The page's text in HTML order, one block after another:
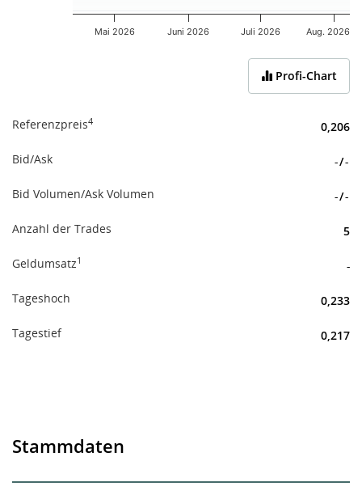
Mai 2026 Juni 2026 Juli 2026 Aug. 2026
Profi-Chart
Referenzpreis4 0,206
Bid/Ask -/-
Bid Volumen/Ask Volumen -/-
Anzahl der Trades 5
Geldumsatz1 -
Tageshoch 0,233
Tagestief 0,217
Stammdaten